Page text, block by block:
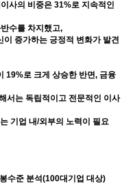
사의 비중은 31%로 지속적인
수를 차지했고,
증가하는 긍정적 변화가 발견
19%로 크게 상승한 반면, 금융
서는 독립적이고 전문적인 이사
기업 내/외부의 노력이 필요
수준 분석(100대기업 대상)